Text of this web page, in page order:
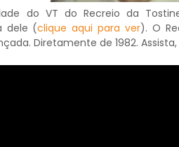
do VT do Recreio da
dele (clique aqui para ver). O
Diretamente de 1982. Assista,